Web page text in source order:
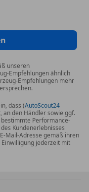
unseren
Empfehlungen ähnlich
Empfehlungen mehr
dass (AutoScout24
an den Händler sowie ggf.
Performance-
Kundenerlebnisses
Mail-Adresse gemäß ihren
Einwilligung jederzeit mit